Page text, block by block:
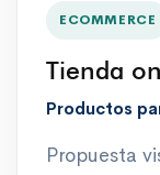
ECOMMERCE
Tienda
Productos
Propuesta